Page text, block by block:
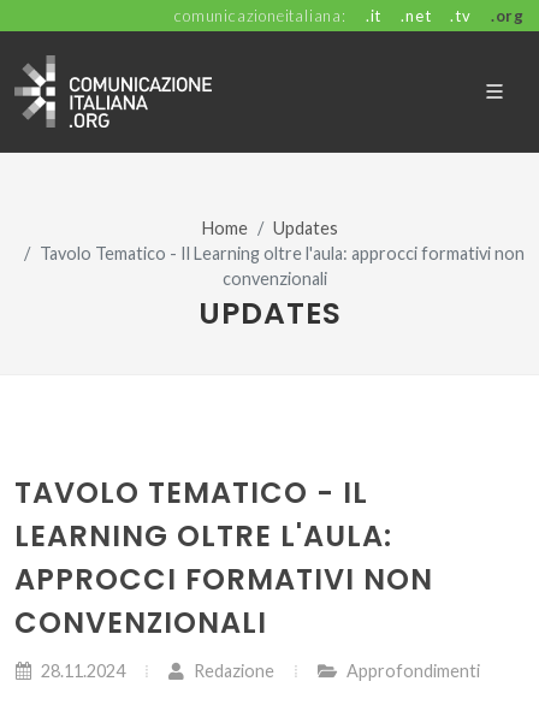
comunicazioneitaliana: .it .net .tv .org
Home
Updates
Tavolo Tematico - Il Learning oltre l'aula: approcci formativi non
convenzionali
UPDATES
TAVOLO TEMATICO - IL
LEARNING OLTRE L'AULA:
APPROCCI FORMATIVI NON
CONVENZIONALI
28.11.2024 Redazione Approfondimenti